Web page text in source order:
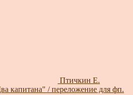
Птичкин Е.
капитана" / переложение для фп.